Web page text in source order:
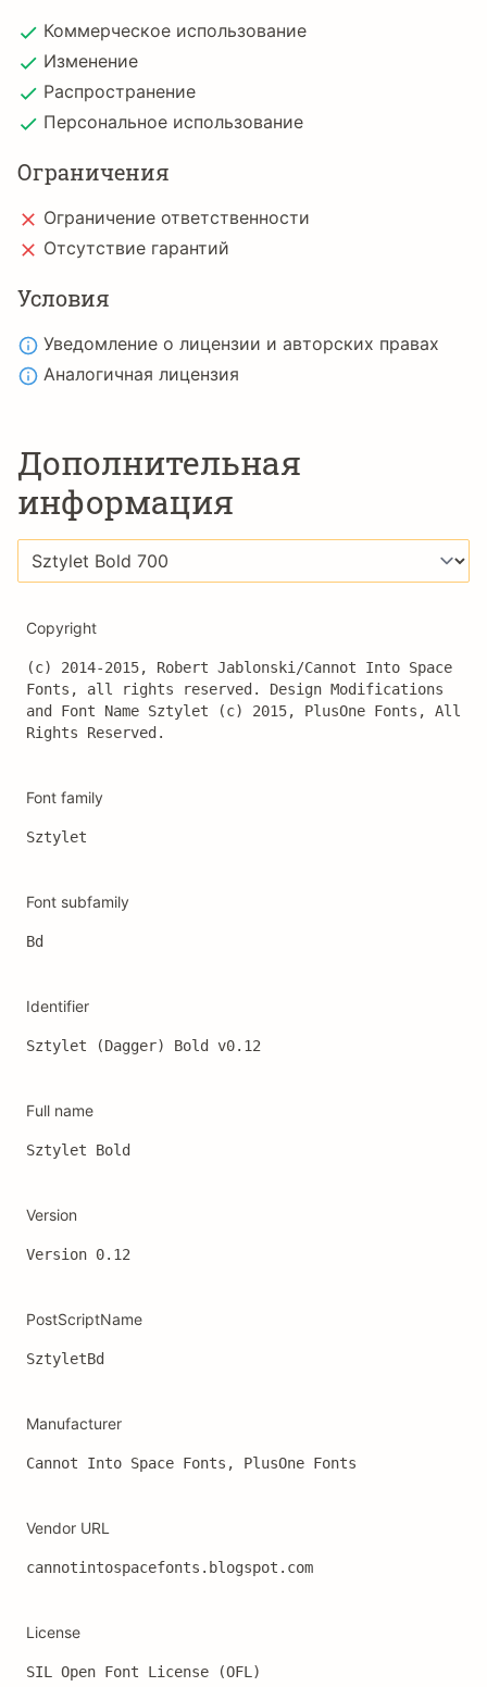
Коммерческое использование
Изменение
Распространение
Персональное использование
Ограничения
Ограничение ответственности
Отсутствие гарантий
Условия
Уведомление о лицензии и авторских правах
Аналогичная лицензия
Дополнительная
информация
Copyright
(c) 2014-2015, Robert Jablonski/Cannot Into Space
Fonts, all rights reserved. Design Modifications
and Font Name Sztylet (c) 2015, PlusOne Fonts, All
Rights Reserved.
Font family
Sztylet
Font subfamily
Bd
Identifier
Sztylet (Dagger) Bold v0.12
Full name
Sztylet Bold
Version
Version 0.12
PostScriptName
SztyletBd
Manufacturer
Cannot Into Space Fonts, PlusOne Fonts
Vendor URL
cannotintospacefonts.blogspot.com
License
SIL Open Font License (OFL)